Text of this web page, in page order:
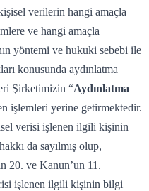
verilerin hangi amaçla
ve hangi amaçla
yöntemi ve hukuki sebebi ile
konusunda aydınlatma
Şirketimizin “Aydınlatma
işlemleri yerine getirmektedir.
verisi işlenen ilgili kişinin
da sayılmış olup,
20. ve Kanun’un 11.
işlenen ilgili kişinin bilgi